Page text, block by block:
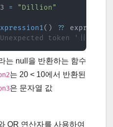
= "Dillion"
( ) ??
token '||'
는 null을 반환하는 함수
는 20 < 10에서 반환된
은 문자열 값
OR 연산자를 사용하여